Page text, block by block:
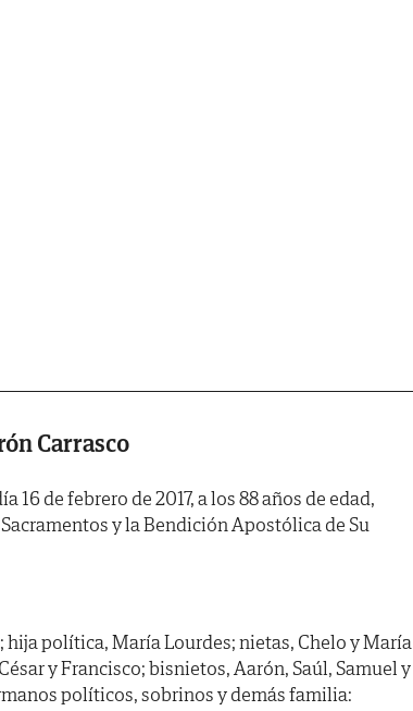
Carrasco
16 de febrero de 2017, a los 88 años de edad,
y la Bendición Apostólica de Su
política, María Lourdes; nietas, Chelo y María
y Francisco; bisnietos, Aarón, Saúl, Samuel y
políticos, sobrinos y demás familia: